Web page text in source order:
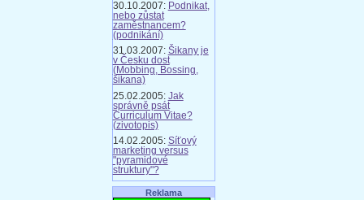
30.10.2007: Podnikat,
nebo zůstat
zaměstnancem?
(podnikání)
31.03.2007: Šikany je
v Česku dost
(Mobbing, Bossing,
šikana)
25.02.2005: Jak
správně psát
Curriculum Vitae?
(zivotopis)
14.02.2005: Síťový
marketing versus
"pyramidové
struktury"?
Reklama